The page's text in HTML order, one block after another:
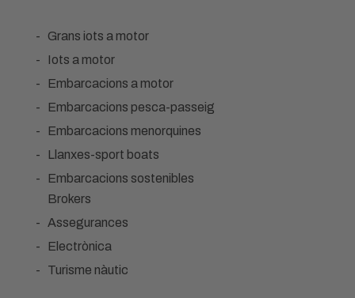
Grans iots a motor
Iots a motor
Embarcacions a motor
Embarcacions pesca-passeig
Embarcacions menorquines
Llanxes-sport boats
Embarcacions sostenibles
Brokers
Assegurances
Electrònica
Turisme nàutic